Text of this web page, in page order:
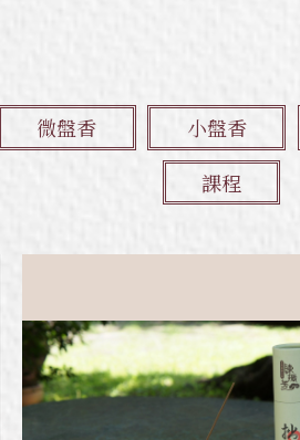
微盤香 小盤香
課程